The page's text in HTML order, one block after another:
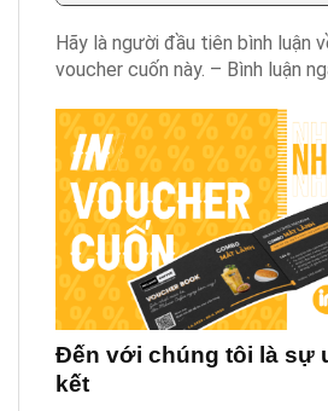
Hãy là người đầu tiên bình luận
voucher cuốn này. – Bình luận
Đến với chúng tôi là sự
kết